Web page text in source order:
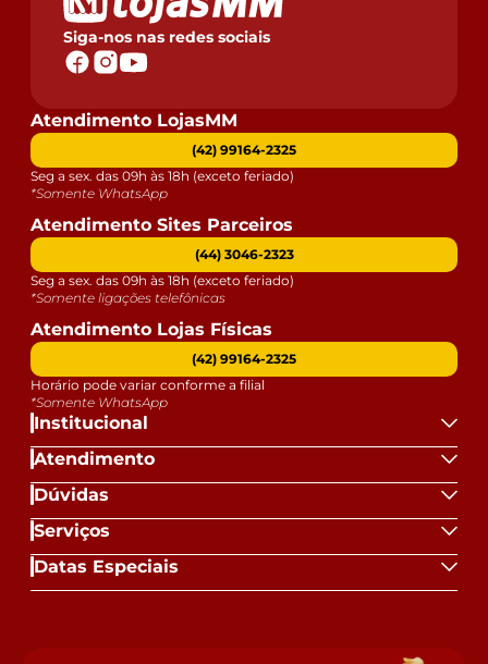
Siga-nos nas redes sociais
Institucional
Atendimento
Dúvidas
Serviços
Datas Especiais
Atendimento LojasMM
(42) 99164-2325
Seg a sex. das 09h às 18h (exceto feriado)
*Somente WhatsApp
Atendimento Sites Parceiros
(44) 3046-2323
Seg a sex. das 09h às 18h (exceto feriado)
*Somente ligações telefônicas
Atendimento Lojas Físicas
(42) 99164-2325
Horário pode variar conforme a filial
*Somente WhatsApp